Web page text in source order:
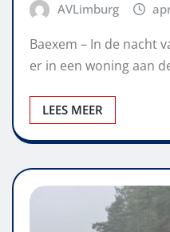
AVLimburg
Baexem – In de nacht
er in een woning aan
LEES MEER